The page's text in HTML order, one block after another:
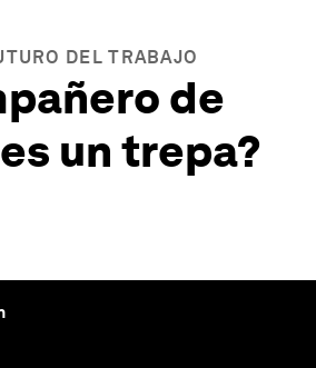
DEL TRABAJO
de
un trepa?